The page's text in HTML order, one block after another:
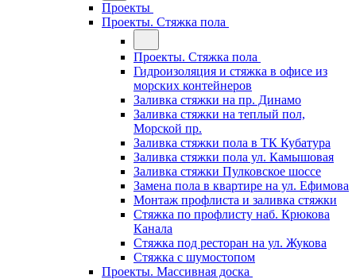
Проекты
Проекты. Стяжка пола
Проекты. Стяжка пола
Гидроизоляция и стяжка в офисе из
морских контейнеров
Заливка стяжки на пр. Динамо
Заливка стяжки на теплый пол,
Морской пр.
Заливка стяжки пола в ТК Кубатура
Заливка стяжки пола ул. Камышовая
Заливка стяжки Пулковское шоссе
Замена пола в квартире на ул. Ефимова
Монтаж профлиста и заливка стяжки
Стяжка по профлисту наб. Крюкова
Канала
Стяжка под ресторан на ул. Жукова
Стяжка с шумостопом
Проекты. Массивная доска